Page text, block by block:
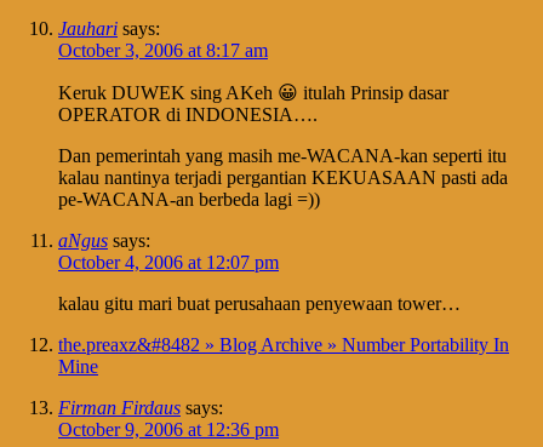
Jauhari says:
October 3, 2006 at 8:17 am
Keruk DUWEK sing AKeh 😀 itulah Prinsip dasar
OPERATOR di INDONESIA….
Dan pemerintah yang masih me-WACANA-kan seperti itu
kalau nantinya terjadi pergantian KEKUASAAN pasti ada
pe-WACANA-an berbeda lagi =))
aNgus says:
October 4, 2006 at 12:07 pm
kalau gitu mari buat perusahaan penyewaan tower…
the.preaxz&#8482 » Blog Archive » Number Portability In
Mine
Firman Firdaus says:
October 9, 2006 at 12:36 pm